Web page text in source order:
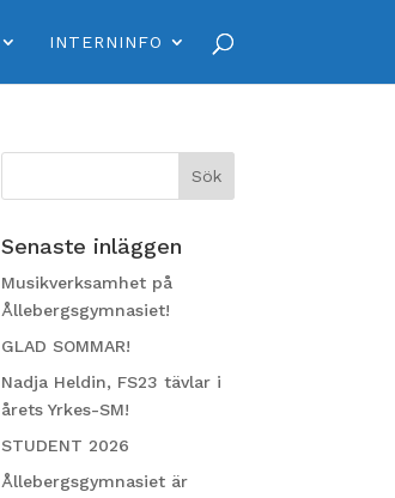
INTERNINFO
Senaste inläggen
Musikverksamhet på
Ållebergsgymnasiet!
GLAD SOMMAR!
Nadja Heldin, FS23 tävlar i
årets Yrkes-SM!
STUDENT 2026
Ållebergsgymnasiet är